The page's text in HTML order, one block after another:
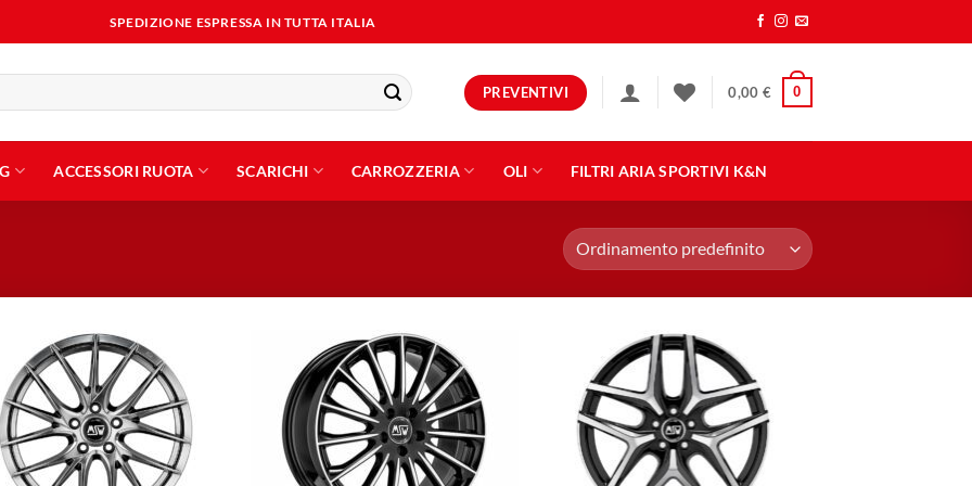
SPEDIZIONE ESPRESSA IN TUTTA ITALIA
PREVENTIVI 0,00 € 0
ACCESSORI RUOTA SCARICHI CARROZZERIA OLI FILTRI ARIA SPORTIVI K&N
Aggiungi
alla lista
dei
desideri
Aggiungi
alla lista
dei
desideri
Aggiungi
alla lista
dei
desideri